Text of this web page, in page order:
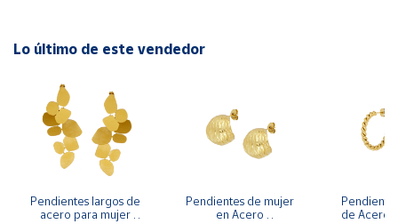
Lo último de este vendedor
Pendientes largos de
acero para mujer
Pendientes de mujer
en Acero
de Acero